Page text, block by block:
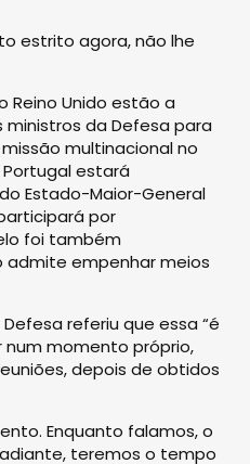
estrito agora, não lhe
Reino Unido estão a
ministros da Defesa para
multinacional no
estará
Estado-Maior-General
por
foi também
admite empenhar meios
referiu que essa “é
momento próprio,
depois de obtidos
Enquanto falamos, o
teremos o tempo